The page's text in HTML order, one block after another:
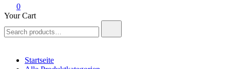
0
Your Cart
for:
Startseite